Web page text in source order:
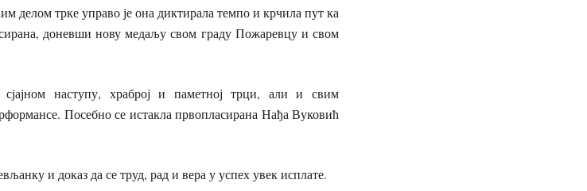
делом трке управо је она диктирала темпо и крчила пут ка
доневши нову медаљу свом граду Пожаревцу и свом
наступу, храброј и паметној трци, али и свим
Посебно се истакла првопласирана Нађа Вуковић
и доказ да се труд, рад и вера у успех увек исплате.